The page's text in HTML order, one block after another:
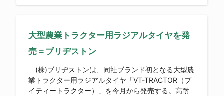
大型農業トラクター用ラジアルタイヤを発
売＝ブリヂストン
(株)ブリヂストンは、同社ブランド初となる大型農
業トラクター用ラジアルタイヤ「VT-TRACTOR（ブ
イティートラクター）」を今月から発売する。高耐